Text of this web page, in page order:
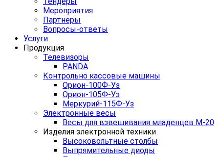
Мероприятия
Партнеры
Вопросы-ответы
Услуги
Продукция
Телевизоры
PANDA
Контрольно кассовые машины
Орион-100Ф-Уз
Орион-105Ф-Уз
Меркурий-115Ф-Уз
Электронные весы
Весы для взвешивания младенцев М-20
Изделия электронной техники
Высоковольтные столбы
Выпрямительные диоды